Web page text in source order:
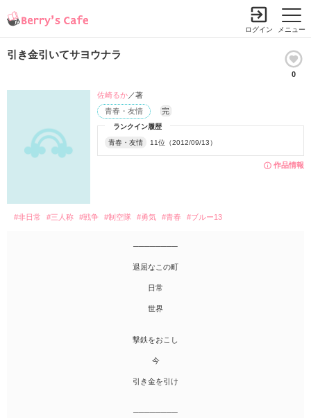
メニュー
ログイン
引き金引いてサヨウナラ
0
作品情報
ランクイン履歴
青春・友情 11位（2012/09/13）
青春・友情 完
佐崎るか／著
#非日常 #三人称 #戦争 #制空隊 #勇気 #青春 #ブルー13
────────
退屈なこの町
日常
世界
撃鉄をおこし
今
引き金を引け
────────